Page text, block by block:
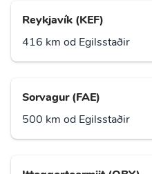
Reykjavík (KEF)
416 km od Egilsstaðir
Sorvagur (FAE)
500 km od Egilsstaðir